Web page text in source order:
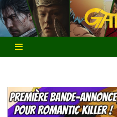
Aller
au
contenu